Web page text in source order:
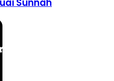
Sunnah